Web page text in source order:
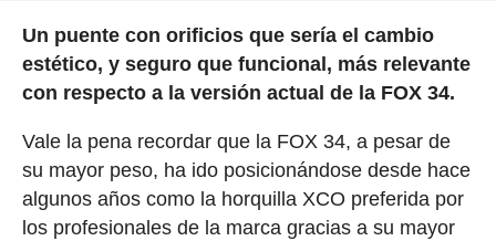
Un puente con orificios que sería el cambio
estético, y seguro que funcional, más relevante
con respecto a la versión actual de la FOX 34.
Vale la pena recordar que la FOX 34, a pesar de
su mayor peso, ha ido posicionándose desde hace
algunos años como la horquilla XCO preferida por
los profesionales de la marca gracias a su mayor